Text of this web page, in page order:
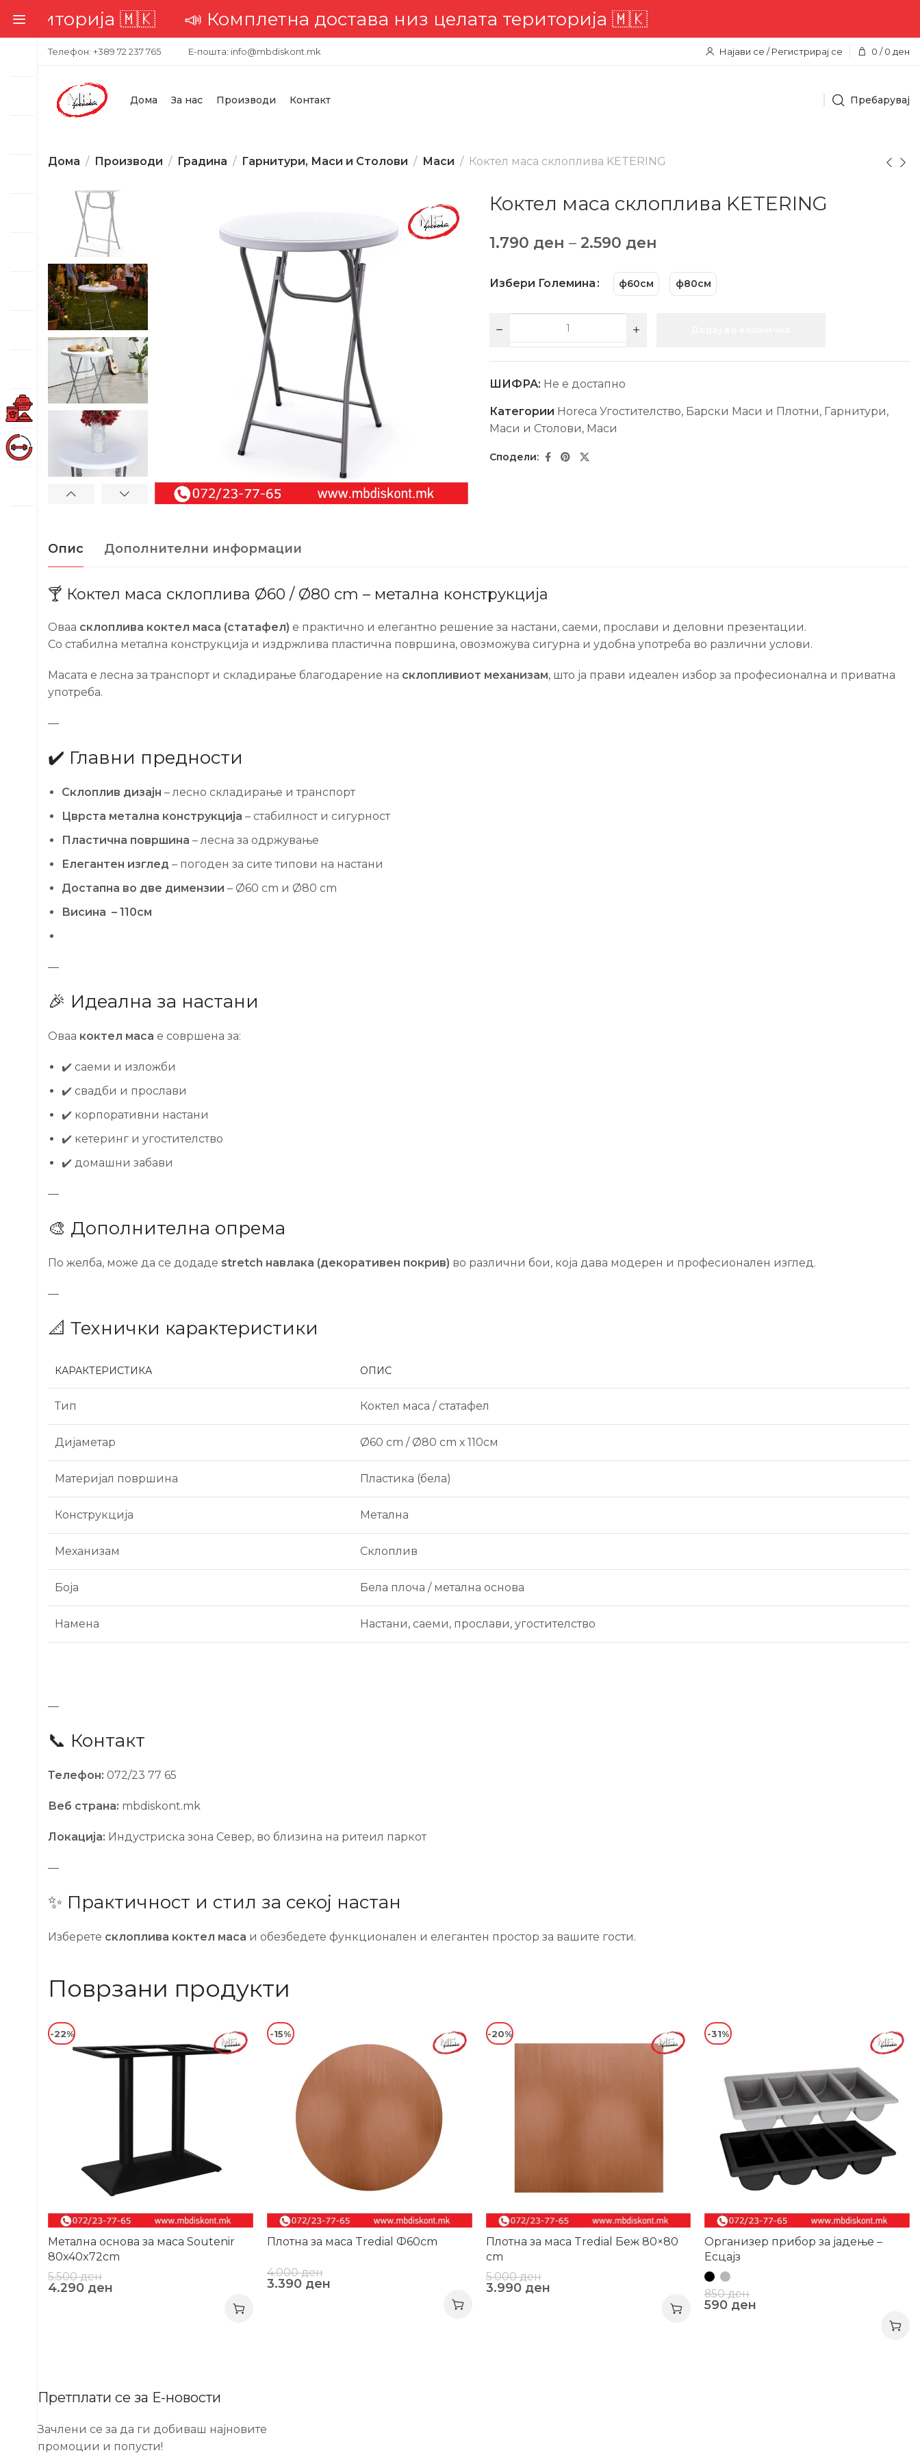
🇲🇰📣 Комплетна достава низ целата територија 🇲🇰
Телефон: +389 72 237 765 Е-пошта: info@mbdiskont.mk Најави се / Регистрирај се 0 / 0 ден
Дома За нас Производи Контакт Пребарувај
Дома Производи Градина Гарнитури, Маси и Столови Маси Коктел маса склоплива KETERING
Коктел маса склоплива KETERING
1.790 ден – 2.590 ден
Избери Големина ф60см ф80см
ШИФРА: Не е достапно
Категории Horeca Угостителство, Барски Маси и Плотни, Гарнитури,
Маси и Столови, Маси
Опис Дополнителни информации
🍸 Коктел маса склоплива Ø60 / Ø80 cm – метална конструкција
Оваа склоплива коктел маса (статафел) е практично и елегантно решение за настани, саеми, прослави и деловни презентации.
Со стабилна метална конструкција и издржлива пластична површина, овозможува сигурна и удобна употреба во различни услови.
Масата е лесна за транспорт и складирање благодарение на склопливиот механизам, што ја прави идеален избор за професионална и приватна
употреба.
—
✔️ Главни предности
Склоплив дизајн – лесно складирање и транспорт
Цврста метална конструкција – стабилност и сигурност
Пластична површина – лесна за одржување
Елегантен изглед – погоден за сите типови на настани
Достапна во две димензии – Ø60 cm и Ø80 cm
Висина – 110см
—
🎉 Идеална за настани
Оваа коктел маса е совршена за:
✔️ саеми и изложби
✔️ свадби и прослави
✔️ корпоративни настани
✔️ кетеринг и угостителство
✔️ домашни забави
—
🎨 Дополнителна опрема
По желба, може да се додаде stretch навлака (декоративен покрив) во различни бои, која дава модерен и професионален изглед.
—
📐 Технички карактеристики
КАРАКТЕРИСТИКА ОПИС
Тип Коктел маса / статафел
Дијаметар Ø60 cm / Ø80 cm х 110см
Материјал површина Пластика (бела)
Конструкција Метална
Механизам Склоплив
Боја Бела плоча / метална основа
Намена Настани, саеми, прослави, угостителство
—
📞 Контакт
Телефон: 072/23 77 65
Веб страна: mbdiskont.mk
Локација: Индустриска зона Север, во близина на ритеил паркот
—
✨ Практичност и стил за секој настан
Изберете склоплива коктел маса и обезбедете функционален и елегантен простор за вашите гости.
Поврзани продукти
-22%
Метална основа за маса Soutenir
80x40x72cm
5.500ден
4.290 ден
-15%
Плотна за маса Tredial Ф60cm
4.000ден
3.390 ден
-20%
Плотна за маса Tredial Беж 80×80
cm
5.000ден
3.990 ден
-31%
Организер прибор за јадење –
Есцајз
850ден
590 ден
Претплати се за Е-новости
Зачлени се за да ги добиваш најновите
промоции и попусти!